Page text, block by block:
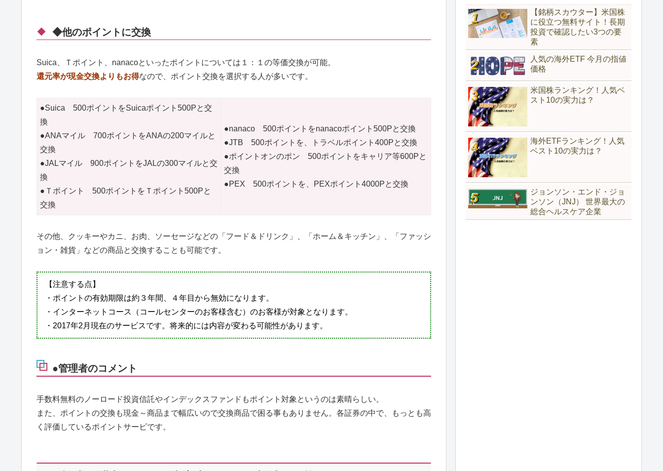
◆他のポイントに交換
Suica、Ｔポイント、nanacoといったポイントについては１：１の等価交換が可能。
還元率が現金交換よりもお得なので、ポイント交換を選択する人が多いです。
●Suica 500ポイントをSuicaポイント500Pと交
換
●ANAマイル 700ポイントをANAの200マイルと
交換
●JALマイル 900ポイントをJALの300マイルと交
換
●Ｔポイント 500ポイントをＴポイント500Pと
交換
●nanaco 500ポイントをnanacoポイント500Pと交換
●JTB 500ポイントを、トラベルポイント400Pと交換
●ポイントオンのポン 500ポイントをキャリア等600Pと
交換
●PEX 500ポイントを、PEXポイント4000Pと交換
その他、クッキーやカニ、お肉、ソーセージなどの「フード＆ドリンク」、「ホーム＆キッチン」、「ファッシ
ョン・雑貨」などの商品と交換することも可能です。
【注意する点】
・ポイントの有効期限は約３年間、４年目から無効になります。
・インターネットコース（コールセンターのお客様含む）のお客様が対象となります。
・2017年2月現在のサービスです。将来的には内容が変わる可能性があります。
●管理者のコメント
手数料無料のノーロード投資信託やインデックスファンドもポイント対象というのは素晴らしい。
また、ポイントの交換も現金～商品まで幅広いので交換商品で困る事もありません。各証券の中で、もっとも高
く評価しているポイントサービです。
【銘柄スカウター】米国株
に役立つ無料サイト！長期
投資で確認したい3つの要
素
人気の海外ETF 今月の指値
価格
米国株ランキング！人気ベ
スト10の実力は？
海外ETFランキング！人気
ベスト10の実力は？
ジョンソン・エンド・ジョ
ンソン（JNJ） 世界最大の
総合ヘルスケア企業